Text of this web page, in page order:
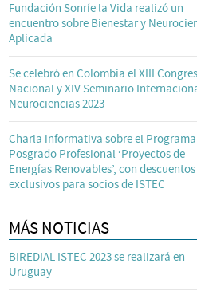
Fundación Sonríe la Vida realizó un
encuentro sobre Bienestar y
Aplicada
Se celebró en Colombia el XIII
Nacional y XIV Seminario
Neurociencias 2023
Charla informativa sobre el
Posgrado Profesional ‘Proyectos de
Energías Renovables’, con descuentos
exclusivos para socios de ISTEC
MÁS NOTICIAS
BIREDIAL ISTEC 2023 se realizará en
Uruguay